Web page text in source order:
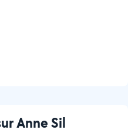
Anne Sil